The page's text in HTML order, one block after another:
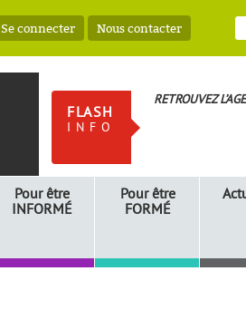
Se connecter Nous contacter
FLASH
INFO
RETROUVEZ
Pour être
INFORMÉ
Pour être
FORMÉ